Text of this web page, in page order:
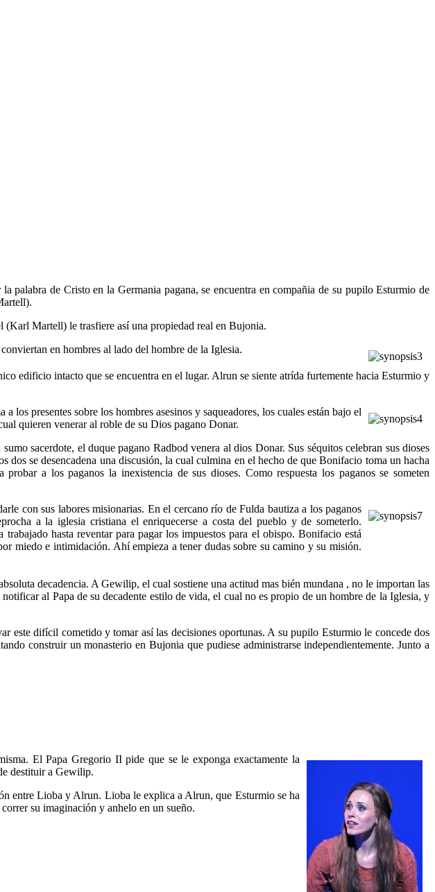
de Cristo en la Germania pagana, se encuentra en compañia de su pupilo Esturmio de
Martell) le trasfiere así una propiedad real en Bujonia.
en hombres al lado del hombre de la Iglesia.
edificio intacto que se encuentra en el lugar. Alrun se siente atrída furtemente hacia Esturmio y
presentes sobre los hombres asesinos y saqueadores, los cuales están bajo el
quieren venerar al roble de su Dios pagano Donar.
sacerdote, el duque pagano Radbod venera al dios Donar. Sus séquitos celebran sus dioses
se desencadena una discusión, la cual culmina en el hecho de que Bonifacio toma un hacha
a los paganos la inexistencia de sus dioses. Como respuesta los paganos se someten
con sus labores misionarias. En el cercano río de Fulda bautiza a los paganos
a la iglesia cristiana el enriquecerse a costa del pueblo y de someterlo.
hasta reventar para pagar los impuestos para el obispo. Bonifacio está
miedo e intimidación. Ahí empieza a tener dudas sobre su camino y su misión.
decadencia. A Gewilip, el cual sostiene una actitud mas bién mundana , no le importan las
al Papa de su decadente estilo de vida, el cual no es propio de un hombre de la Iglesia, y
este difícil cometido y tomar así las decisiones oportunas. A su pupilo Esturmio le concede dos
construir un monasterio en Bujonia que pudiese administrarse independientemente. Junto a
El Papa Gregorio II pide que se le exponga exactamente la
destituir a Gewilip.
entre Lioba y Alrun. Lioba le explica a Alrun, que Esturmio se ha
su imaginación y anhelo en un sueño.